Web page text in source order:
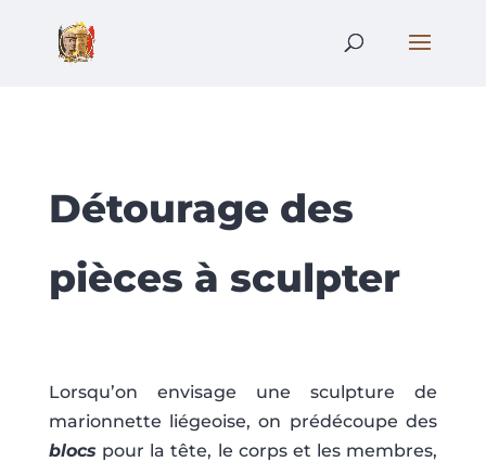
Détourage des
pièces à sculpter
Lorsqu’on envisage une sculpture de
marionnette liégeoise, on prédécoupe des
blocs pour la tête, le corps et les membres,